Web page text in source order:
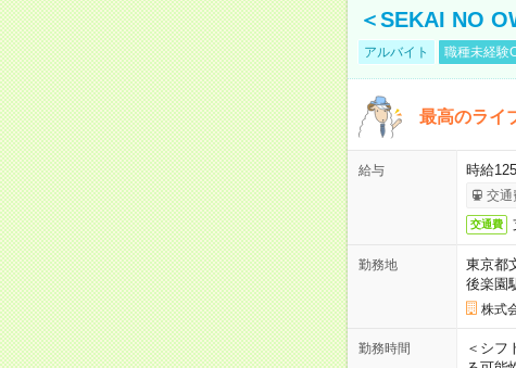
＜SEKAI NO
アルバイト 職種未経験
最高のライ
給与 時給
交通
交通費
勤務地
東京都
後楽園
株式
勤務時間
＜シフ